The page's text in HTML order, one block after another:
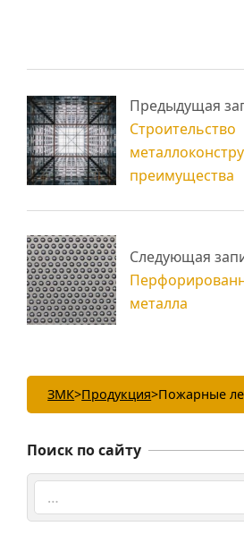
Антресольный этаж
в квартире из
металлоконструкций
и их
Предыдущая
Строительство
преимущества
Следующая
металла
ЗМК>Продукция>Пожарные
Поиск по сайту
Поиск